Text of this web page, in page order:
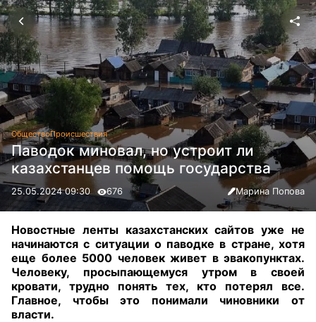
ОбществоПроисшествия
Паводок миновал, но устроит ли
казахстанцев помощь государства
25.05.2024 09:30 676 Марина Попова
Новостные ленты казахстанских сайтов уже не
начинаются с ситуации о паводке в стране, хотя
еще более 5000 человек живет в эвакопунктах.
Человеку, просыпающемуся утром в своей
кровати, трудно понять тех, кто потерял все.
Главное, чтобы это понимали чиновники от
власти.